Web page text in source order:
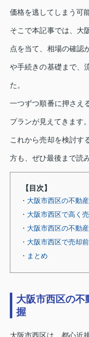
価格を逃してしまう可
そこで本記事では、大
点を当て、相場の確認
や手続きの基礎まで、
た。
一つずつ順番に押さえ
プランが見えてきます。
これから売却を検討す
方も、ぜひ最後まで読
【目次】
・大阪市西区の不動
・大阪市西区で高く
・大阪市西区の不動
・大阪市西区で売却
・まとめ
大阪市西区の不
握
大阪市西区は、都心近